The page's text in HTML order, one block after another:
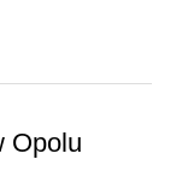
Opolu